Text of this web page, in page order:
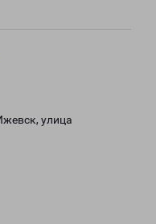
улица